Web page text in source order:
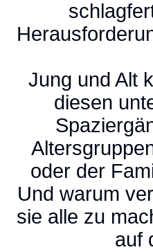
Jung und Alt
diesen
oder der
Und warum
sie alle zu
auf